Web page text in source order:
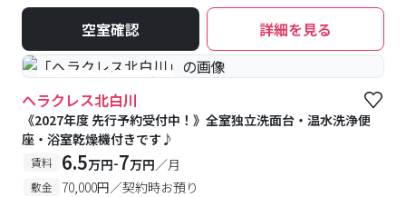
空室確認 詳細を見る
#予約受付中 #空室待ち
ヘラクレス北白川
《2027年度 先行予約受付中！》全室独立洗面台・温水洗浄便
座・浴室乾燥機付きです♪
賃料 6.5万円-7万円／月
敷金 70,000円／契約時お預り